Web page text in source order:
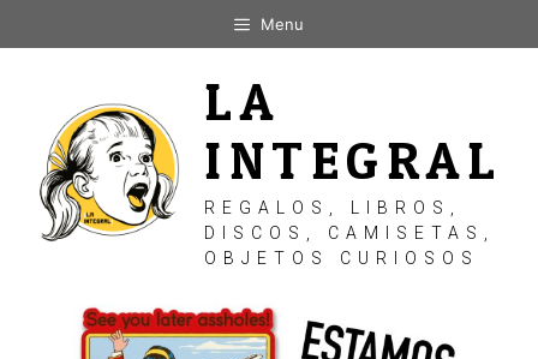
al
Menu
LA
INTEGRAL
REGALOS, LIBROS,
DISCOS, CAMISETAS,
OBJETOS CURIOSOS